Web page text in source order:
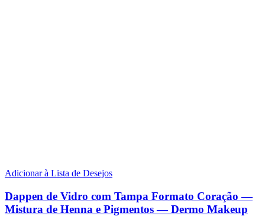
Adicionar à Lista de Desejos
Dappen de Vidro com Tampa Formato Coração —
Mistura de Henna e Pigmentos — Dermo Makeup